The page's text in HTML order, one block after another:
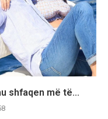
shfaqen më të...